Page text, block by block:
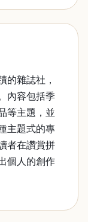
的雜誌社，
內容包括季
等主題，並
主題式的專
者在讚賞拼
個人的創作